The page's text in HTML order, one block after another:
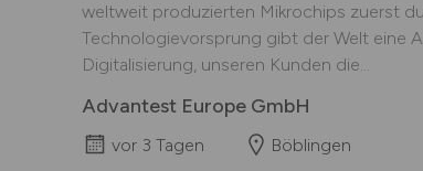
weltweit produzierten Mikrochips zuerst
Technologievorsprung gibt der Welt eine
Digitalisierung, unseren Kunden die...
Advantest Europe GmbH
vor 3 Tagen Böblingen